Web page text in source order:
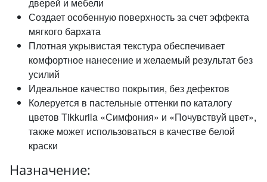
Создает особенную поверхность за счет эффекта
мягкого бархата
Плотная укрывистая текстура обеспечивает
комфортное нанесение и желаемый результат без
усилий
Идеальное качество покрытия, без дефектов
Колеруется в пастельные оттенки по каталогу
цветов Tikkurila «Симфония» и «Почувствуй цвет»,
также может использоваться в качестве белой
краски
Назначение: